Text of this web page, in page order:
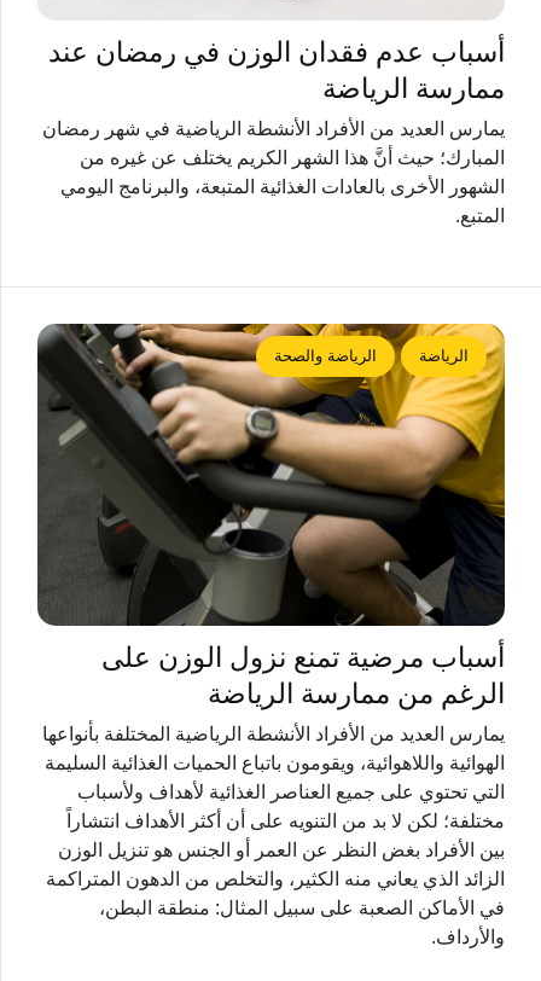
أسباب عدم فقدان الوزن في رمضان عند
ممارسة الرياضة
يمارس العديد من الأفراد الأنشطة الرياضية في شهر رمضان
المبارك؛ حيث أنَّ هذا الشهر الكريم يختلف عن غيره من
الشهور الأخرى بالعادات الغذائية المتبعة، والبرنامج اليومي
المتبع.
الرياضة الرياضة والصحة
أسباب مرضية تمنع نزول الوزن على
الرغم من ممارسة الرياضة
يمارس العديد من الأفراد الأنشطة الرياضية المختلفة بأنواعها
الهوائية واللاهوائية، ويقومون باتباع الحميات الغذائية السليمة
التي تحتوي على جميع العناصر الغذائية لأهداف ولأسباب
مختلفة؛ لكن لا بد من التنويه على أن أكثر الأهداف انتشاراً
بين الأفراد بغض النظر عن العمر أو الجنس هو تنزيل الوزن
الزائد الذي يعاني منه الكثير، والتخلص من الدهون المتراكمة
في الأماكن الصعبة على سبيل المثال: منطقة البطن،
والأرداف.